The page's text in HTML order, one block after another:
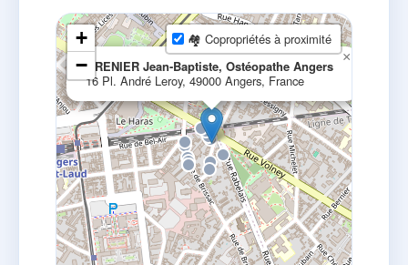
GRENIER Jean-Baptiste, Ostéopathe Angers
16 Pl. André Leroy, 49000 Angers, France
×
+
−
🏘 Copropriétés à proximité